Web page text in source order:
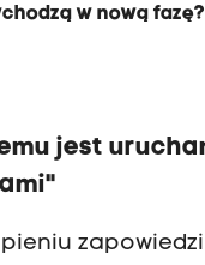
w nową fazę?
jest